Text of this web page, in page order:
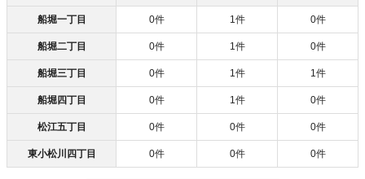
船堀一丁目 0件 1件 0件
船堀二丁目 0件 1件 0件
船堀三丁目 0件 1件 1件
船堀四丁目 0件 1件 0件
松江五丁目 0件 0件 0件
東小松川四丁目 0件 0件 0件